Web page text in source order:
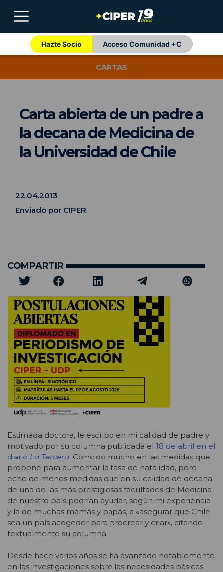
Hazte Socio Acceso Comunidad +C
CARTAS
Carta abierta de un padre a
la decana de Medicina de
la Universidad de Chile
22.04.2013
Enviado por CIPER
COMPARTIR
Estimada doctora, le escribo en mi calidad de padre y
motivado por su columna publicada el 18 de abril en el
diario La Tercera. Coincido mucho en las medidas que
propone para aumentar la tasa de natalidad, pero
echo de menos medidas que en su calidad de decana
de una de las más prestigiosas facultades de Medicina
de nuestro país podrían ayudar, según mi experiencia
y la de muchas mamás y papás, a «asegurar que Chile
sea un país acogedor para procrear y criar», citando
textualmente su columna.
Desde hace varios años se ha avanzado notablemente
en las investigaciones sobre las necesidades básicas